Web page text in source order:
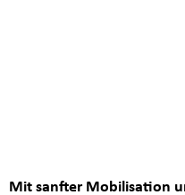
Mit sanfter Mobilisation